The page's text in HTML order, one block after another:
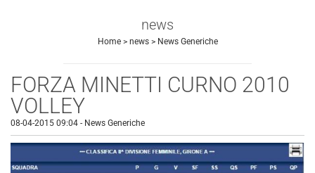
news
Home> news> News Generiche
FORZA MINETTI CURNO 2010
VOLLEY
08-04-2015 09:04 - News Generiche